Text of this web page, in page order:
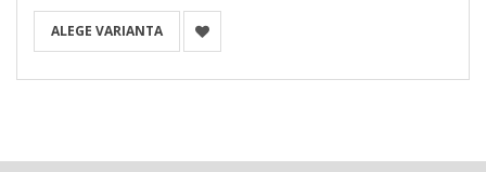
ALEGE VARIANTA